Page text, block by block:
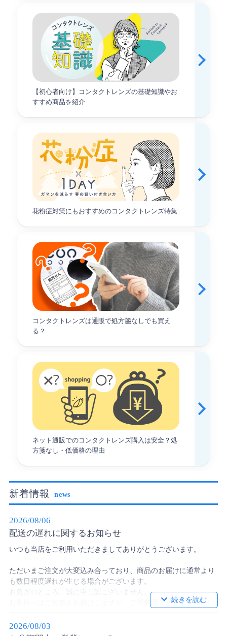
ック購入
「マイレンズ購入」ではマイページの過去の購入履歴
から、ワンクリックで同じ度数やカラーを選択した状
態の商品ページに移動できます。
「クイック購入」では、前回のご注文と同じお支払い
方法が設定され、一気にご注文情報の確認ページまで
進めます。
どちらの機能も注文時に面倒な入力を省くことがで
4.コンタクトの疑問や不安を解消できる豊富
な記事
コンタクトレンズの選び方・使い方に関して迷ったこ
とはありませんか？
アットコンタクトでは自分に合ったレンズの選び方
ます。
また、レンズの汚れや乾燥、目のゴロゴロなど、よく
あるお悩みに合わせた解決策なども紹介しておりま
5.取り扱い商品は100%国内正規品で安心
当店のお取り扱い商品は、すべて国内正規品です。
理医療機器販売許可」を取得している店舗ですので、
品質・管理体制ともに万全、いつでも安心してお買い
求めいただけます。
【初心者向け】コンタクトレンズの基礎知識やお
すすめ商品を紹介
花粉症対策にもおすすめのコンタクトレンズ特集
コンタクトレンズは通販で処方箋なしでも買え
る？
ネット通販でのコンタクトレンズ購入は安全？処
方箋なし・低価格の理由
新着情報 news
2026/08/06
配送の遅れに関するお知らせ
いつも当店をご利用いただきましてありがとうございます。
ただいまご注文が大変込み合っており、商品のお届けに通常より
も数日程度遅れが生じる場合がございます。
お急ぎのところ、誠に申し訳ございません。
お客様へはご迷惑をお掛けしますが、ご理解賜りますようお願い
申し上げます。
2026/08/03